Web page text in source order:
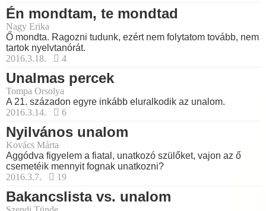
Én mondtam, te mondtad
Nagy Erika
Ő mondta. Ragozni tudunk, ezért nem folytatom tovább, nem
tartok nyelvtanórát.
2016.3.18.
4
Unalmas percek
Tompa Orsolya
A 21. századon egyre inkább eluralkodik az unalom.
2016.3.14.
6
Nyilvános unalom
Kovács Márta
Aggódva figyelem a fiatal, unatkozó szülőket, vajon az ő
csemetéik mennyit fognak unatkozni?
2016.3.7.
19
Bakancslista vs. unalom